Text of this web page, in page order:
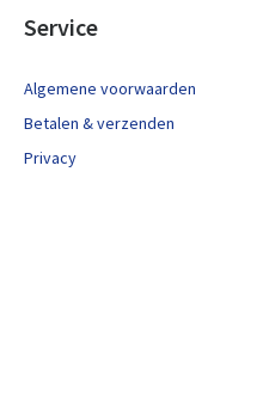
Service
Algemene voorwaarden
Betalen & verzenden
Privacy